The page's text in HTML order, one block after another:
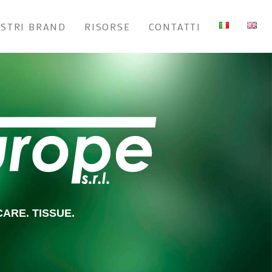
BRAND RISORSE CONTATTI
TISSUE.